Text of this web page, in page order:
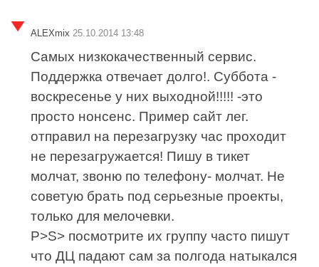
ALEXmix 25.10.2014 13:48
Самых низкокачественный сервис.
Поддержка отвечает долго!. Суббота -
воскресенье у них выходной!!!!! -это
просто нонсенс. Пример сайт лег.
отправил на перезагрузку час проходит
не перезагружается! Пишу в тикет
молчат, звоню по телефону- молчат. Не
советую брать под серьезные проекты,
только для мелочевки.
P>S> посмотрите их группу часто пишут
что ДЦ падают сам за полгода натыкался